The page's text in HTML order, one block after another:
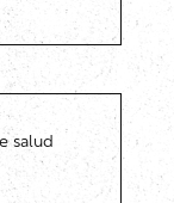
salud